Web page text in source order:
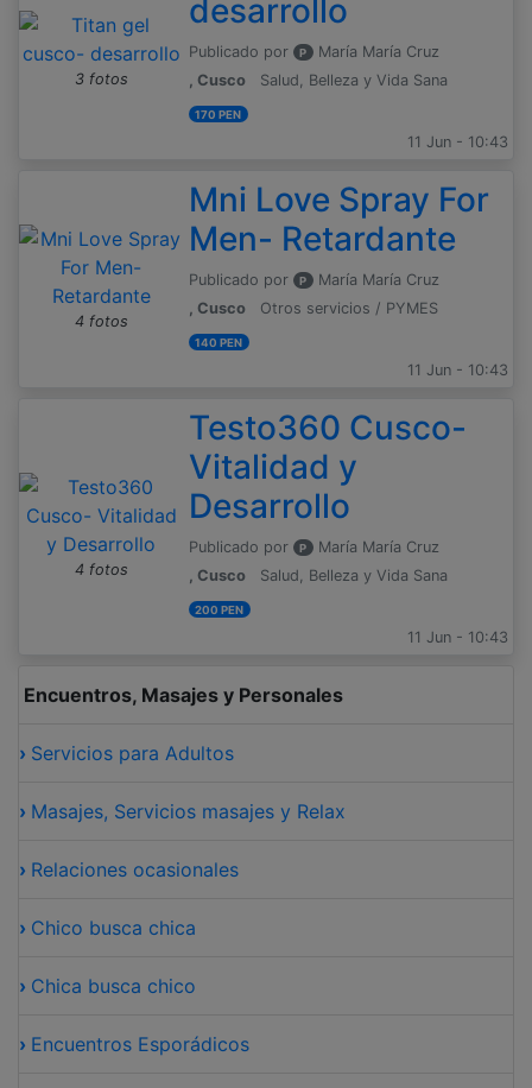
3 fotos
desarrollo
Publicado por P
María María Cruz
, Cusco
Salud, Belleza y Vida Sana
170 PEN
11 Jun - 10:43
4 fotos
Mni Love Spray For
Men- Retardante
Publicado por P
María María Cruz
, Cusco
Otros servicios / PYMES
140 PEN
11 Jun - 10:43
4 fotos
Testo360 Cusco-
Vitalidad y
Desarrollo
Publicado por P
María María Cruz
, Cusco
Salud, Belleza y Vida Sana
200 PEN
11 Jun - 10:43
Encuentros, Masajes y Personales
› Servicios para Adultos
› Masajes, Servicios masajes y Relax
› Relaciones ocasionales
› Chico busca chica
› Chica busca chico
› Encuentros Esporádicos